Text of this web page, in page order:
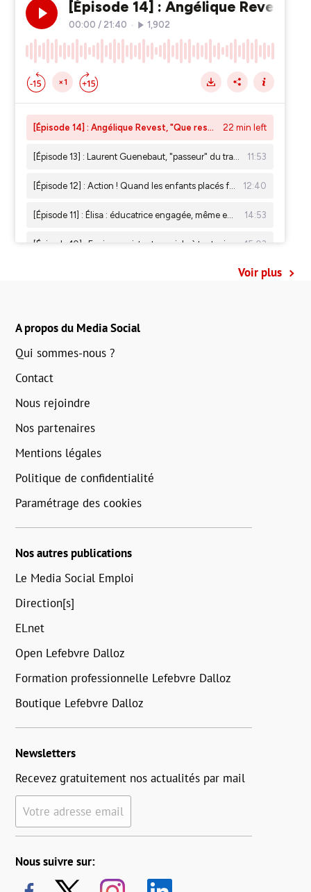
Voir plus
A propos du Media Social
Qui sommes-nous ?
Contact
Nous rejoindre
Nos partenaires
Mentions légales
Politique de confidentialité
Paramétrage des cookies
Nos autres publications
Le Media Social Emploi
Direction[s]
ELnet
Open Lefebvre Dalloz
Formation professionnelle Lefebvre Dalloz
Boutique Lefebvre Dalloz
Newsletters
Recevez gratuitement nos actualités par mail
Votre adresse email
Nous suivre sur: